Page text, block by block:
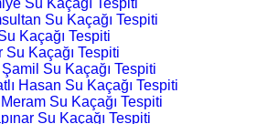
Su Kaçağı Tespiti
Su Kaçağı Tespiti
Kaçağı Tespiti
Su Kaçağı Tespiti
Su Kaçağı Tespiti
Hasan Su Kaçağı Tespiti
Su Kaçağı Tespiti
Su Kaçağı Tespiti